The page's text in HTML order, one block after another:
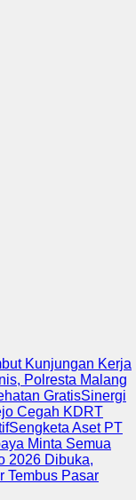
Kunjungan Kerja
Polresta Malang
GratisSinergi
Cegah KDRT
Sengketa Aset PT
Minta Semua
2026 Dibuka,
Tembus Pasar